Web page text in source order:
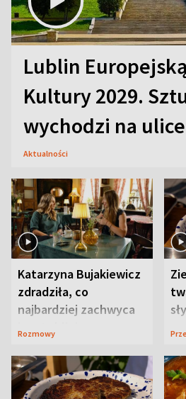
Lublin
Kultury 2029.
wychodzi na ulice
Aktualności
Katarzyna Bujakiewicz
zdradziła, co
najbardziej zachwyca
ją w Lublinie
Rozmowy